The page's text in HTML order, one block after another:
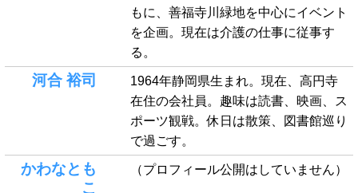
もに、善福寺川緑地を中心にイベント
を企画。現在は介護の仕事に従事す
る。
河合 裕司
1964年静岡県生まれ。現在、高円寺
在住の会社員。趣味は読書、映画、ス
ポーツ観戦。休日は散策、図書館巡り
で過ごす。
かわなとも
こ
（プロフィール公開はしていません）